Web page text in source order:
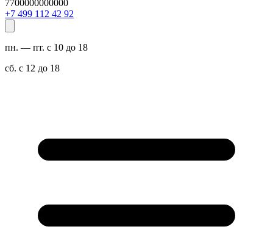
7700000000000
29 24 211 994 7+
пн. — пт. с 10 до 18
сб. с 12 до 18